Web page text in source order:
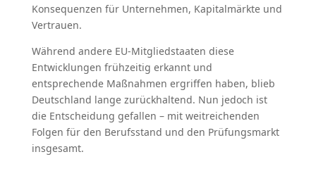
Konsequenzen für Unternehmen, Kapitalmärkte und
Vertrauen.
Während andere EU-Mitgliedstaaten diese
Entwicklungen frühzeitig erkannt und
entsprechende Maßnahmen ergriffen haben, blieb
Deutschland lange zurückhaltend. Nun jedoch ist
die Entscheidung gefallen – mit weitreichenden
Folgen für den Berufsstand und den Prüfungsmarkt
insgesamt.